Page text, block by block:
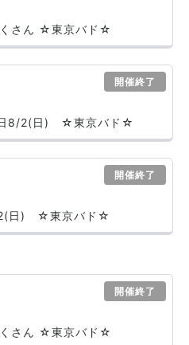
くさん ☆東京バド☆
開催終了
8/2(日) ☆東京バド☆
開催終了
日) ☆東京バド☆
開催終了
くさん ☆東京バド☆